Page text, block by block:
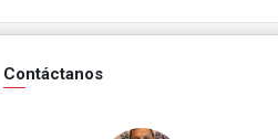
Contáctanos